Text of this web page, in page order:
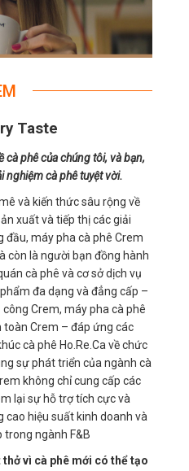
Taste
cà phê của chúng tôi, và bạn,
nghiệm cà phê tuyệt vời.
và kiến thức sâu rộng về
xuất và tiếp thị các giải
đầu, máy pha cà phê Crem
còn là người bạn đồng hành
cà phê và cơ sở dịch vụ
đa dạng và đẳng cấp –
Crem, máy pha cà phê
toàn Crem – đáp ứng các
cà phê Ho.Re.Ca về chức
sự phát triển của ngành cà
không chỉ cung cấp các
lại sự hỗ trợ tích cực và
cao hiệu suất kinh doanh và
ngành F&B
vì cà phê mới có thể tạo